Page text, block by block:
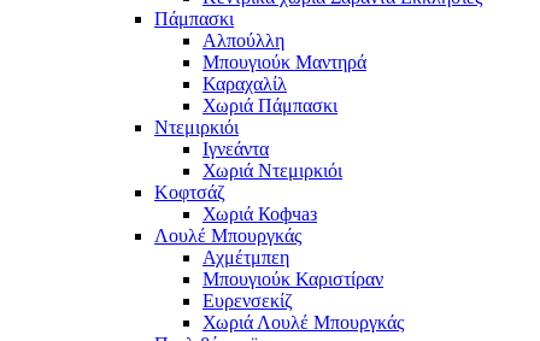
Πάμπασκι
Αλπούλλη
Μπουγιούκ Μαντηρά
Καραχαλίλ
Χωριά Πάμπασκι
Ντεμιρκιόι
Ιγνεάντα
Χωριά Ντεμιρκιόι
Κοφτσάζ
Χωριά Кофчаз
Λουλέ Μπουργκάς
Αχμέτμπεη
Μπουγιούκ Καριστίραν
Ευρενσεκίζ
Χωριά Λουλέ Μπουργκάς